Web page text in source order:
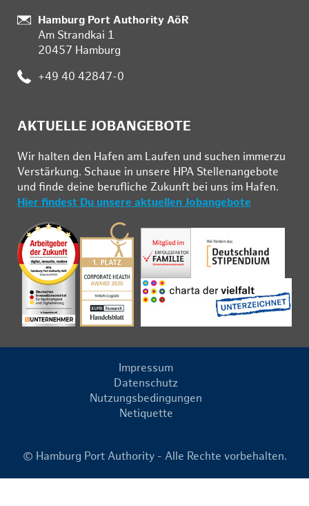
Standort:
Hamburg Port Authority AöR
Am Strandkai 1
20457 Hamburg
Telefon:
+49 40 42847-0
AKTUELLE JOBANGEBOTE
Wir hal­ten den Ha­fen am Lau­fen und su­chen im­mer­zu
Ver­stär­kung. Schau­e in un­se­re HPA Stel­len­an­ge­bo­te
und fin­de deine be­ruf­li­che Zu­kunft bei uns im Ha­fen.
Hier findest Du unsere aktuellen Jobangebote
Impressum
Datenschutz
Nutzungsbedingungen
Netiquette
© Hamburg Port Authority - Alle Rechte vorbehalten.